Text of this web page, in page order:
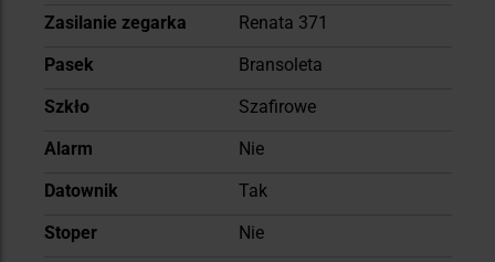
Zasilanie zegarka
Renata 371
Pasek
Bransoleta
Szkło
Szafirowe
Alarm
Nie
Datownik
Tak
Stoper
Nie